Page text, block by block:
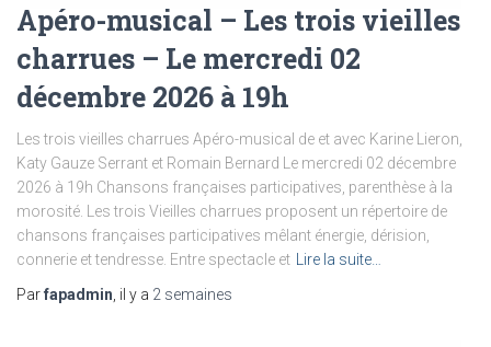
Apéro-musical – Les trois vieilles
charrues – Le mercredi 02
décembre 2026 à 19h
Les trois vieilles charrues Apéro-musical de et avec Karine Lieron,
Katy Gauze Serrant et Romain Bernard Le mercredi 02 décembre
2026 à 19h Chansons françaises participatives, parenthèse à la
morosité. Les trois Vieilles charrues proposent un répertoire de
chansons françaises participatives mêlant énergie, dérision,
connerie et tendresse. Entre spectacle et
Lire la suite…
Parfapadmin , il y a 2 semaines